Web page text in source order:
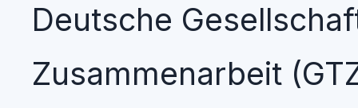
Deutsche
Zusammenarbeit